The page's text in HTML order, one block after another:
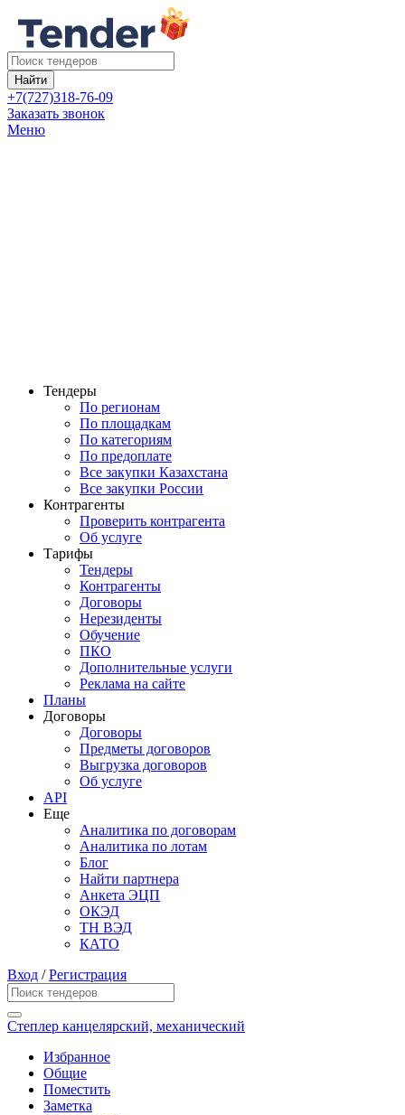
Найти
+7(727)318-76-09
Заказать звонок
Меню
Тендеры
По регионам
По площадкам
По категориям
По предоплате
Все закупки Казахстана
Все закупки России
Контрагенты
Проверить контрагента
Об услуге
Тарифы
Тендеры
Контрагенты
Договоры
Нерезиденты
Обучение
ПКО
Дополнительные услуги
Реклама на сайте
Планы
Договоры
Договоры
Предметы договоров
Выгрузка договоров
Об услуге
API
Еще
Аналитика по договорам
Аналитика по лотам
Блог
Найти партнера
Анкета ЭЦП
ОКЭД
ТН ВЭД
КАТО
Вход /Регистрация
Степлер канцелярский, механический
Избранное
Общие
Поместить
Заметка